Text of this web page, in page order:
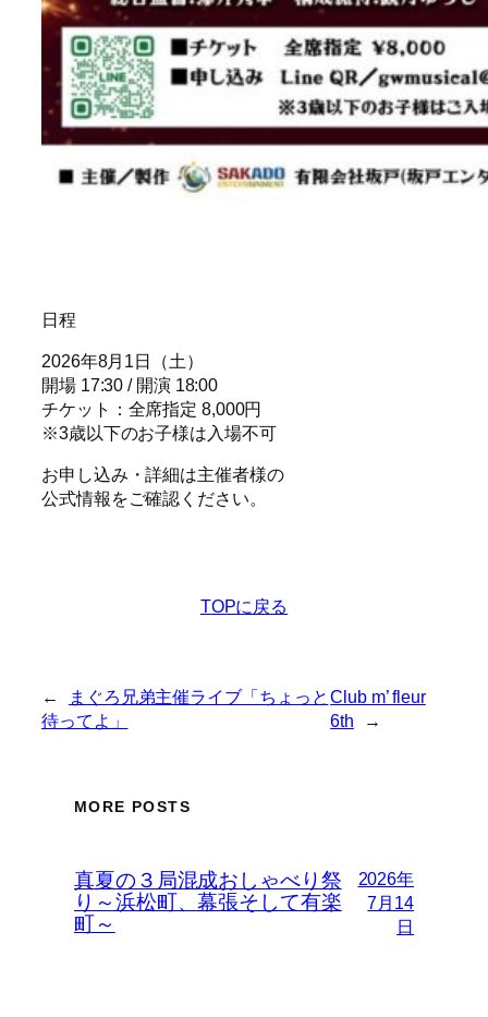
日程
2026年8月1日（土）
開場 17:30 / 開演 18:00
チケット：全席指定 8,000円
※3歳以下のお子様は入場不可
お申し込み・詳細は主催者様の
公式情報をご確認ください。
TOPに戻る
←
まぐろ兄弟主催ライブ「ちょっと
待ってよ」
Club m’ fleur
6th
→
MORE POSTS
真夏の３局混成おしゃべり祭
り～浜松町、幕張そして有楽
町～
2026年
7月14
日